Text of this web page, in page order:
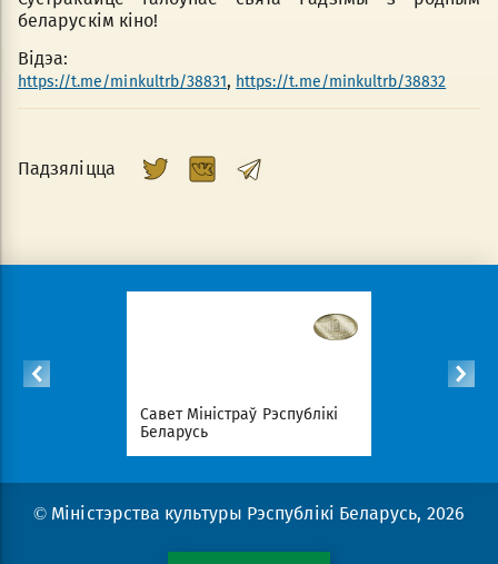
беларускім кіно!
Відэа:
https://t.me/minkultrb/38831, https://t.me/minkultrb/38832
Падзяліцца
Савет Міністраў Рэспублікі
Беларусь
© Міністэрства культуры Рэспублікі Беларусь, 2026